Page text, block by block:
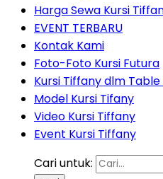
Harga Sewa Kursi
EVENT TERBARU
Kontak Kami
Foto-Foto Kursi Futura
Kursi Tiffany dlm
Model Kursi Tifany
Video Kursi Tiffany
Event Kursi Tiffany
Cari untuk: